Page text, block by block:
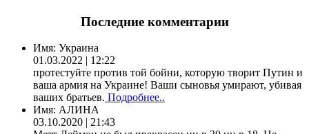
Последние комментарии
Имя: Украина
01.03.2022 | 12:22
протестуйте против той бойни, которую творит Путин и
ваша армия на Украине! Ваши сыновья умирают, убивая
ваших братьев. Подробнее..
Имя: АЛИНА
03.10.2020 | 21:43